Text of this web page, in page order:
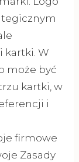
kartki. W
może być
kartki, w
i
firmowe
Zasady